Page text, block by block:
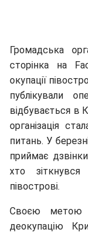
Громадська
сторінка на
окупації
публікували
відбувається в
організація
питань. У
приймає
хто
півострові.
Своєю метою
деокупацію